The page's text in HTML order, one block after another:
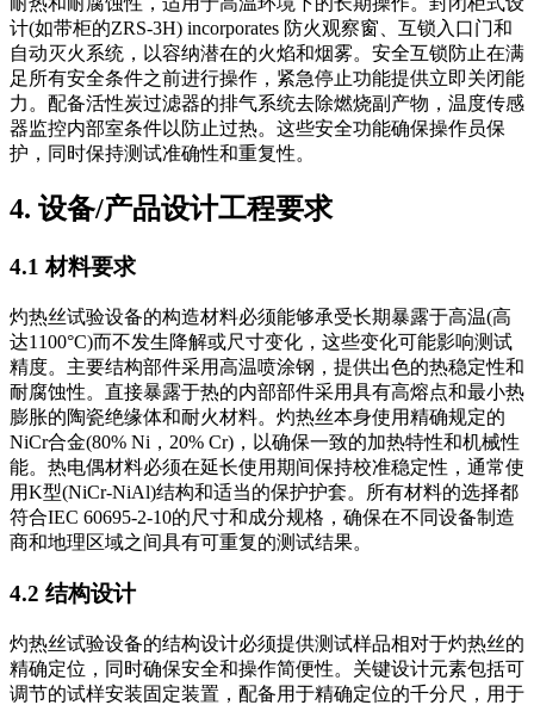
计(如带柜的ZRS-3H) incorporates 防火观察窗、互锁入口门和
自动灭火系统，以容纳潜在的火焰和烟雾。安全互锁防止在满
足所有安全条件之前进行操作，紧急停止功能提供立即关闭能
力。配备活性炭过滤器的排气系统去除燃烧副产物，温度传感
器监控内部室条件以防止过热。这些安全功能确保操作员保
护，同时保持测试准确性和重复性。
4. 设备/产品设计工程要求
4.1 材料要求
灼热丝试验设备的构造材料必须能够承受长期暴露于高温(高
达1100°C)而不发生降解或尺寸变化，这些变化可能影响测试
精度。主要结构部件采用高温喷涂钢，提供出色的热稳定性和
耐腐蚀性。直接暴露于热的内部部件采用具有高熔点和最小热
膨胀的陶瓷绝缘体和耐火材料。灼热丝本身使用精确规定的
NiCr合金(80% Ni，20% Cr)，以确保一致的加热特性和机械性
能。热电偶材料必须在延长使用期间保持校准稳定性，通常使
用K型(NiCr-NiAl)结构和适当的保护护套。所有材料的选择都
符合IEC 60695-2-10的尺寸和成分规格，确保在不同设备制造
商和地理区域之间具有可重复的测试结果。
4.2 结构设计
灼热丝试验设备的结构设计必须提供测试样品相对于灼热丝的
精确定位，同时确保安全和操作简便性。关键设计元素包括可
调节的试样安装固定装置，配备用于精确定位的千分尺，用于